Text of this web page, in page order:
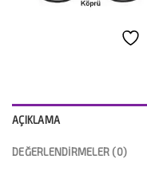
AÇIKLAMA
DEĞERLENDIRMELER (0)